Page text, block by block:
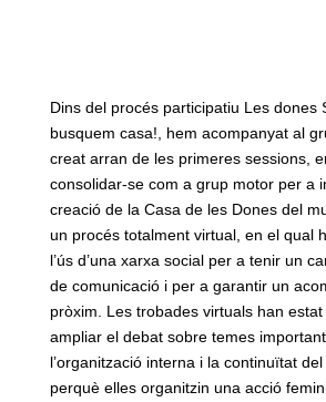
Dins del procés participatiu Les dones
busquem casa!, hem acompanyat al
creat arran de les primeres sessions,
consolidar-se com a grup motor per a
creació de la Casa de les Dones del
un procés totalment virtual, en el qual
l’ús d’una xarxa social per a tenir un
de comunicació i per a garantir un
pròxim. Les trobades virtuals han
ampliar el debat sobre temes
l’organització interna i la continuïtat
perquè elles organitzin una acció